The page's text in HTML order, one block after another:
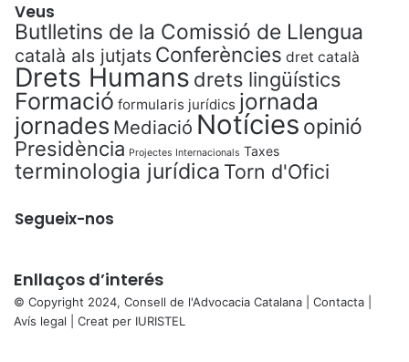
Veus
Butlletins de la Comissió de Llengua
català als jutjats Conferències dret català
Drets Humans drets lingüístics
Formació formularis jurídics jornada
jornades Mediació Notícies opinió
Presidència Projectes Internacionals Taxes
terminologia jurídica Torn d'Ofici
Segueix-nos
Enllaços d’interés
© Copyright 2024, Consell de l'Advocacia Catalana | Contacta
Avís legal | Creat per IURISTEL